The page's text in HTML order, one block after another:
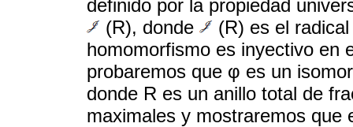
definido por la propiedad
(R), donde
(R) es el
homomorfismo es inyectivo en
probaremos que φ es un
donde R es un anillo total de
maximales y mostraremos que